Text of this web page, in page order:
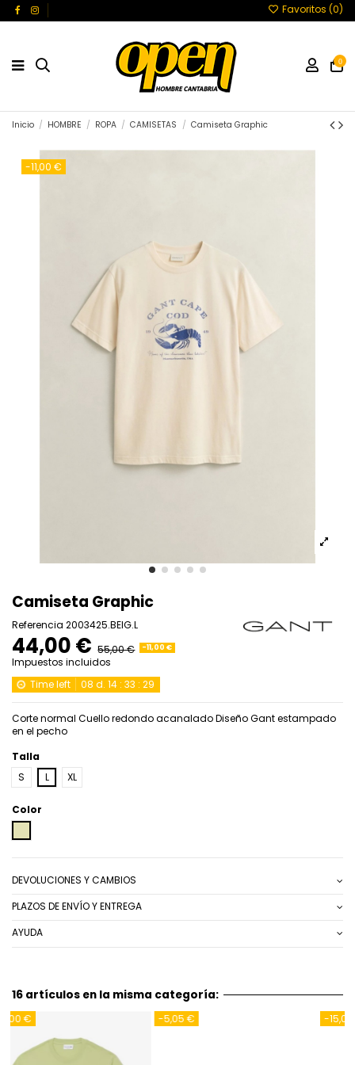
Favoritos (0)
0
Inicio HOMBRE ROPA CAMISETAS Camiseta Graphic
-11,00 €
Camiseta Graphic
Referencia 2003425.BEIG.L
44,00 € 55,00 € -11,00 €
Impuestos incluidos
Time left
08 d. 14 :33 :29
Corte normal Cuello redondo acanalado Diseño Gant estampado
en el pecho
Talla
S
L XL
Color
DEVOLUCIONES Y CAMBIOS
PLAZOS DE ENVÍO Y ENTREGA
AYUDA
16 artículos en la misma categoría: